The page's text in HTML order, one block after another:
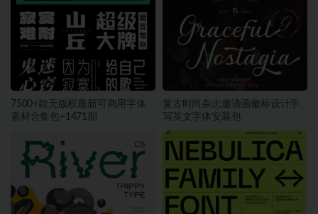
7500+款无版权最新可商用字体
素材合集包~1471期
复古时尚杂志邀请函徽标设计手
写英文字体安装包